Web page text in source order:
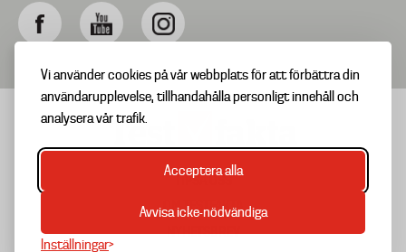
Vi använder cookies på vår webbplats för att förbättra din
användarupplevelse, tillhandahålla personligt innehåll och
analysera vår trafik.
Acceptera alla
Avvisa icke-nödvändiga
Inställningar
Footer
menu
TIPSA OSS
OM TESTFAKTA
NYHETSBREV